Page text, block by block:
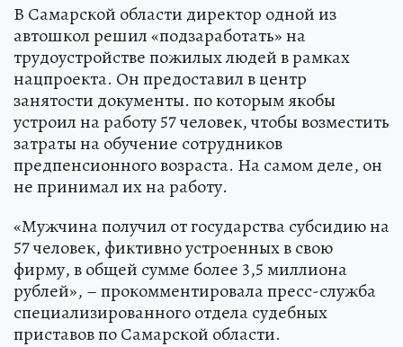
В Самарской области директор одной из
автошкол решил «подзаработать» на
трудоустройстве пожилых людей в рамках
нацпроекта. Он предоставил в центр
занятости документы. по которым якобы
устроил на работу 57 человек, чтобы возместить
затраты на обучение сотрудников
предпенсионного возраста. На самом деле, он
не принимал их на работу.
«Мужчина получил от государства субсидию на
57 человек, фиктивно устроенных в свою
фирму, в общей сумме более 3,5 миллиона
рублей», – прокомментировала пресс-служба
специализированного отдела судебных
приставов по Самарской области.